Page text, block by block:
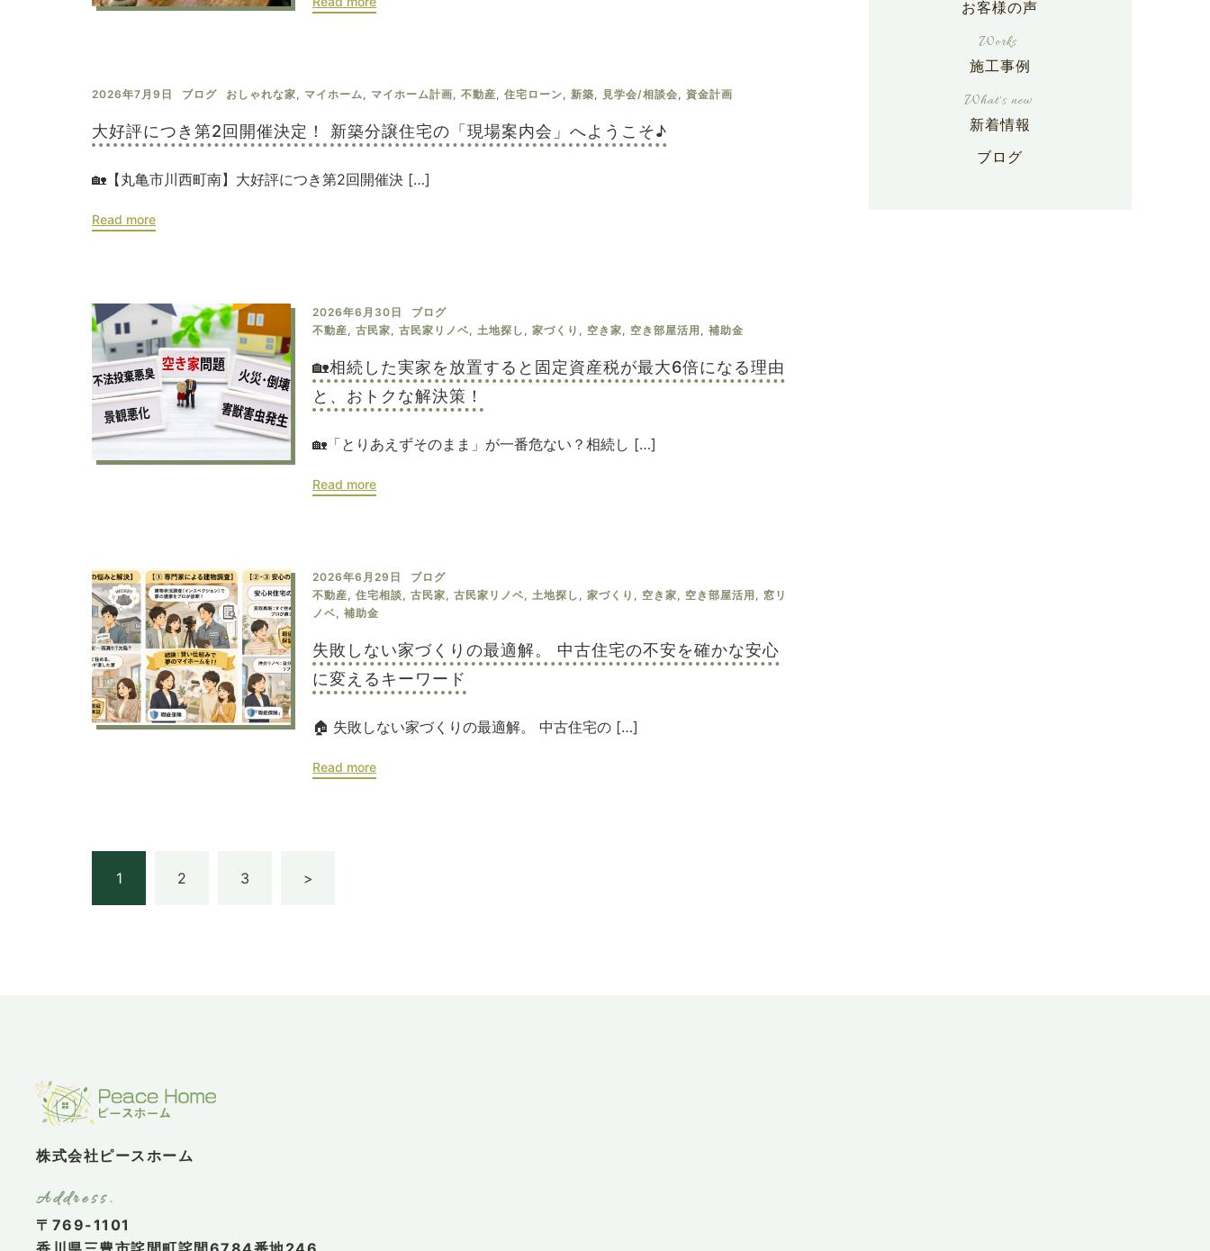
2026年7月9日 ブログ おしゃれな家, マイホーム, マイホーム計画, 不動産, 住宅ローン, 新築, 見学会/相談会, 資金計画
大好評につき第2回開催決定！ 新築分譲住宅の「現場案内会」へようこそ♪
🏡【丸亀市川西町南】大好評につき第2回開催決 […]
Read more
2026年6月30日
ブログ
不動産,古民家,古民家リノベ,土地探し ,家づくり , 空き家, 空き部屋活用 ,補助金
🏡相続した実家を放置すると固定資産税が最大6倍になる理由
と、おトクな解決策！
🏡「とりあえずそのまま」が一番危ない？相続し […]
Read more
2026年6月29日
ブログ
不動産,住宅相談,古民家,古民家リノベ,土地探し ,家づくり , 空き家, 空き部屋活用 , 窓リ
ノベ,補助金
失敗しない家づくりの最適解。 中古住宅の不安を確かな安心
に変えるキーワード
🏠 失敗しない家づくりの最適解。 中古住宅の […]
Read more
1 2 3 >
お客様の声
施工事例
新着情報
ブログ
株式会社ピースホーム
〒769-1101